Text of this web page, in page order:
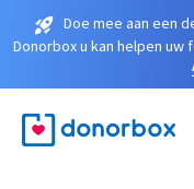
Doe mee aan een
Donorbox u kan helpen